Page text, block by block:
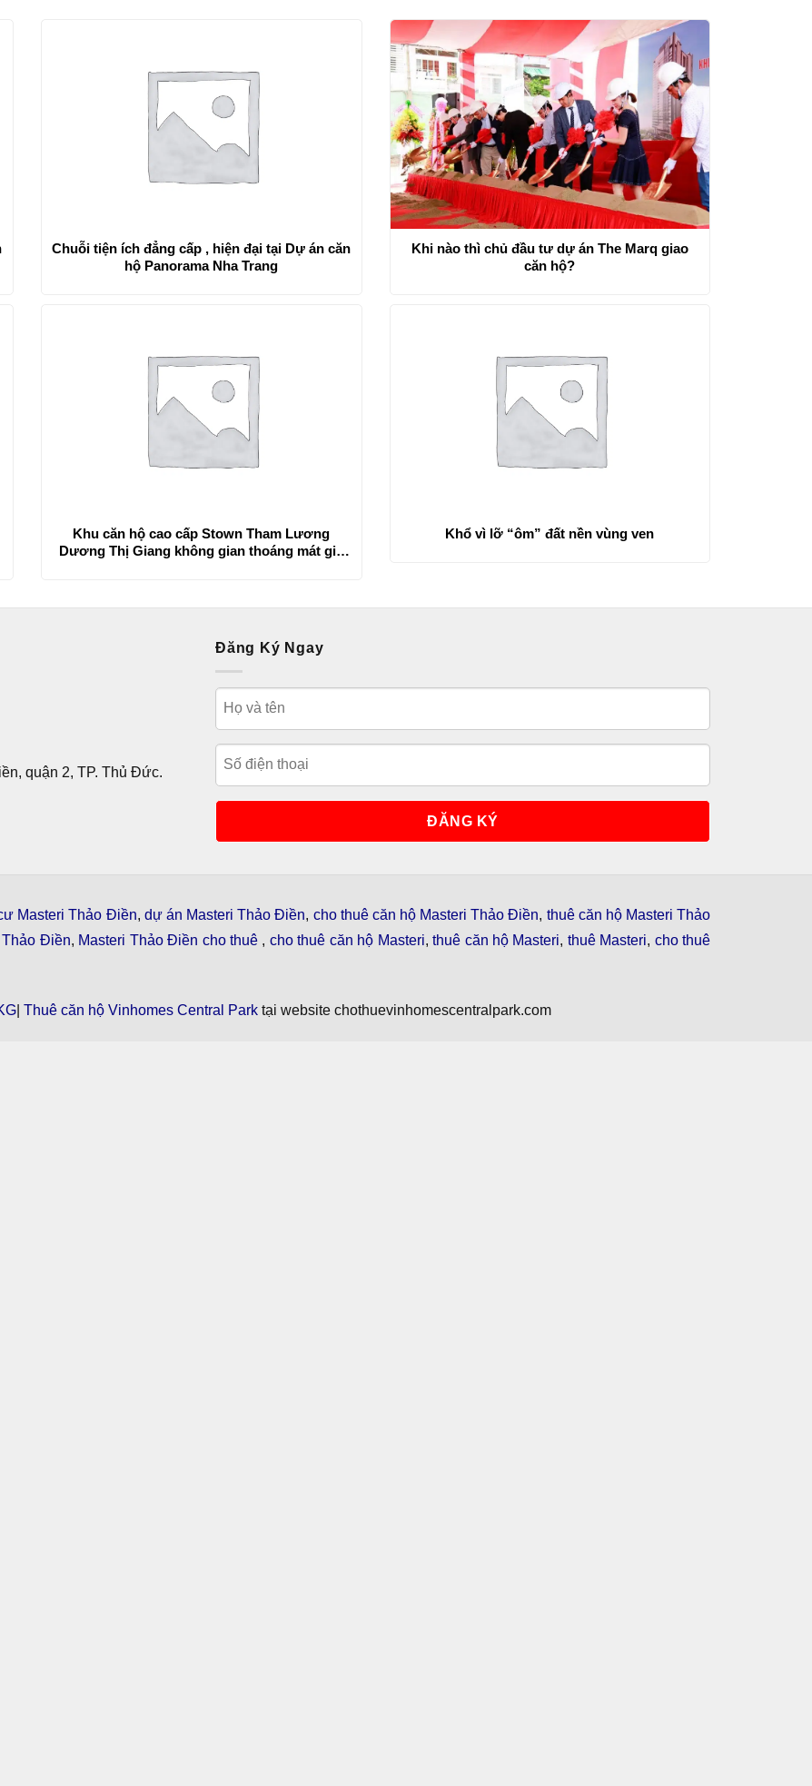
Chuỗi tiện ích đẳng cấp , hiện đại tại Dự án căn
hộ Panorama Nha Trang
Khi nào thì chủ đầu tư dự án The Marq giao
căn hộ?
Khu căn hộ cao cấp Stown Tham Lương
Dương Thị Giang không gian thoáng mát giá
Khổ vì lỡ “ôm” đất nền vùng ven
quận 2, TP. Thủ Đức.
Đăng Ký Ngay
Masteri Thảo Điền, dự án Masteri Thảo Điền, cho thuê căn hộ Masteri Thảo Điền, thuê căn hộ Masteri Thảo
Thảo Điền, Masteri Thảo Điền cho thuê , cho thuê căn hộ Masteri,thuê căn hộ Masteri, thuê Masteri, cho thuê
Thuê căn hộ Vinhomes Central Park tại website chothuevinhomescentralpark.com